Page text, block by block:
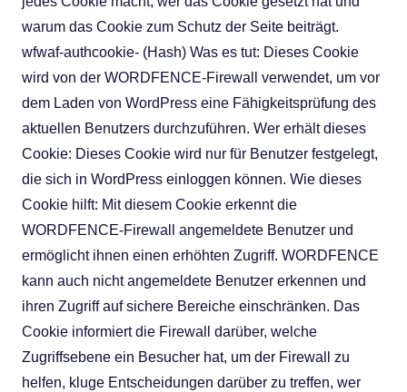
warum das Cookie zum Schutz der Seite beiträgt.
wfwaf-authcookie- (Hash) Was es tut: Dieses Cookie
wird von der WORDFENCE-Firewall verwendet, um vor
dem Laden von WordPress eine Fähigkeitsprüfung des
aktuellen Benutzers durchzuführen. Wer erhält dieses
Cookie: Dieses Cookie wird nur für Benutzer festgelegt,
die sich in WordPress einloggen können. Wie dieses
Cookie hilft: Mit diesem Cookie erkennt die
WORDFENCE-Firewall angemeldete Benutzer und
ermöglicht ihnen einen erhöhten Zugriff. WORDFENCE
kann auch nicht angemeldete Benutzer erkennen und
ihren Zugriff auf sichere Bereiche einschränken. Das
Cookie informiert die Firewall darüber, welche
Zugriffsebene ein Besucher hat, um der Firewall zu
helfen, kluge Entscheidungen darüber zu treffen, wer